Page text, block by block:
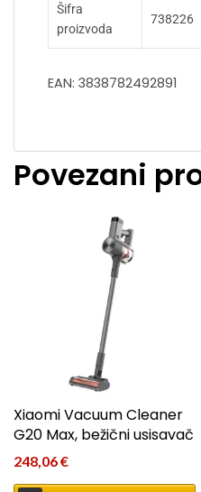
Šifra
proizvoda
738226
EAN: 3838782492891
Povezani
Xiaomi Vacuum Cleaner
G20 Max, bežični usisavač
248,06€